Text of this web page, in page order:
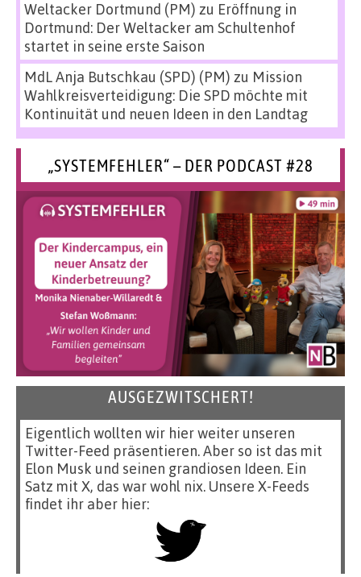
Weltacker Dortmund (PM) zu Eröffnung in
Dortmund: Der Weltacker am Schultenhof
startet in seine erste Saison
MdL Anja Butschkau (SPD) (PM) zu Mission
Wahlkreisverteidigung: Die SPD möchte mit
Kontinuität und neuen Ideen in den Landtag
„SYSTEMFEHLER“ – DER PODCAST #28
AUSGEZWITSCHERT!
Eigentlich wollten wir hier weiter unseren
Twitter-Feed präsentieren. Aber so ist das mit
Elon Musk und seinen grandiosen Ideen. Ein
Satz mit X, das war wohl nix. Unsere X-Feeds
findet ihr aber hier: